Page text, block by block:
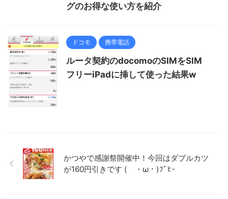
グのお得な使い方を紹介
ドコモ 携帯電話
ルータ契約のdocomoのSIMをSIM
フリーiPadに挿して使った結果w
かつやで感謝祭開催中！今回はダブルカツ
が160円引きです ( ・ω・)ﾌﾞﾋｰ